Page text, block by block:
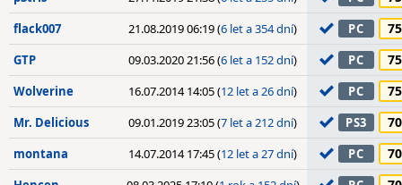
flack007 21.08.2019 06:19 (6 let a 354 dní) PC 75
GTP 09.03.2020 21:56 (6 let a 152 dní) PC 75
Wolverine 16.07.2014 14:05 (12 let a 26 dní) PC 75
Mr. Delicious 09.01.2019 23:05 (7 let a 212 dní) PS3 70
montana 14.07.2014 17:45 (12 let a 27 dní) PC 70